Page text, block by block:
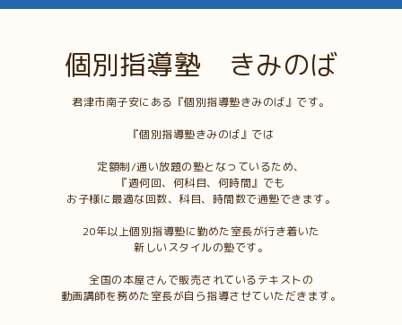
個別指導塾 きみのば
君津市南子安にある『個別指導塾きみのば』です。
『個別指導塾きみのば』では
定額制/通い放題の塾となっているため、
『週何回、何科目、何時間』でも
お子様に最適な回数、科目、時間数で通塾できます。
20年以上個別指導塾に勤めた室長が行き着いた
新しいスタイルの塾です。
全国の本屋さんで販売されているテキストの
動画講師を務めた室長が自ら指導させていただきます。